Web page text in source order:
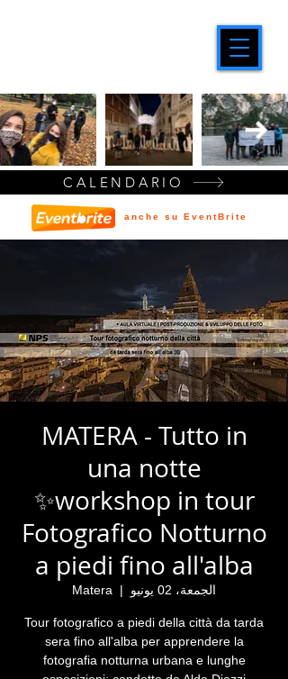
MATERA - Tutto in
una notte
✨workshop in tour
Fotografico Notturno
a piedi fino all'alba
الجمعة، 02 يونيو
  |
Matera
Tour fotografico a piedi della città da tarda
sera fino all'alba per apprendere la
fotografia notturna urbana e lunghe
CALENDARIO
anche su EventBrite